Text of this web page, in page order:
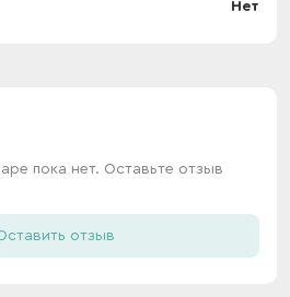
Нет
пока нет. Оставьте отзыв
отзыв